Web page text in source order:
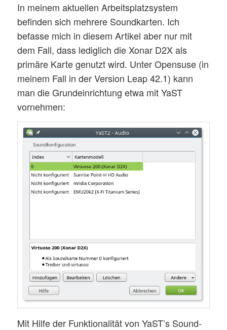
In meinem aktuellen Arbeitsplatzsystem
befinden sich mehrere Soundkarten. Ich
befasse mich in diesem Artikel aber nur mit
dem Fall, dass lediglich die Xonar D2X als
primäre Karte genutzt wird. Unter Opensuse (in
meinem Fall in der Version Leap 42.1) kann
man die Grundeinrichtung etwa mit YaST
vornehmen:
Mit Hilfe der Funktionalität von YaST’s Sound-